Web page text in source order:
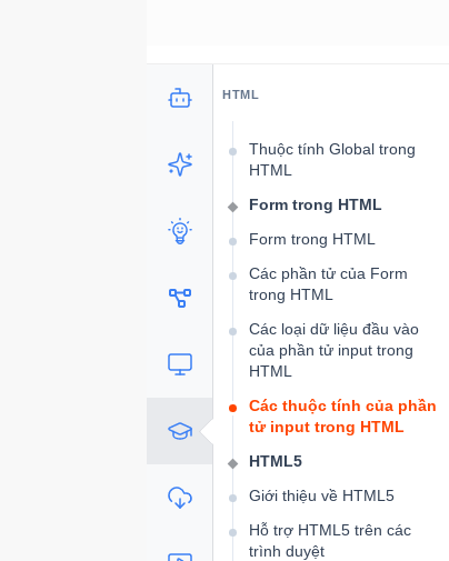
HTML
Thuộc tính Global trong
HTML
Form trong HTML
Form trong HTML
Các phần tử của Form
trong HTML
Các loại dữ liệu đầu vào
của phần tử input trong
HTML
Các thuộc tính của phần
tử input trong HTML
HTML5
Giới thiệu về HTML5
Hỗ trợ HTML5 trên các
trình duyệt